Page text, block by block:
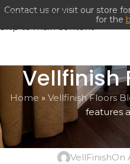
Skip to navigation
Skip to main content
Vellfinish
Home » Vellfinish Floors
features
Creative water
VellFinishOn